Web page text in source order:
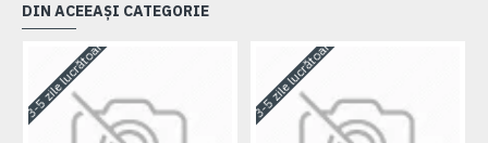
DIN ACEEAȘI CATEGORIE
3-5 zile lucrătoare 3-5 zile lucrătoare